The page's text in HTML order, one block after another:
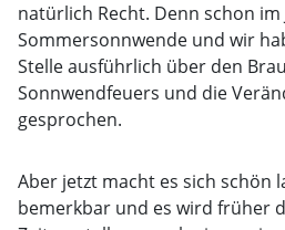
natürlich Recht. Denn schon im
Sommersonnwende und wir
Stelle ausführlich über den
Sonnwendfeuers und die
gesprochen.
Aber jetzt macht es sich schön
bemerkbar und es wird früher